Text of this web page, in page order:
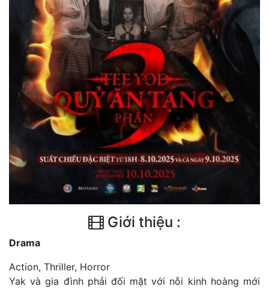
Giới thiệu :
Drama
Action, Thriller, Horror
Yak và gia đình phải đối mặt với nỗi kinh hoàng mới